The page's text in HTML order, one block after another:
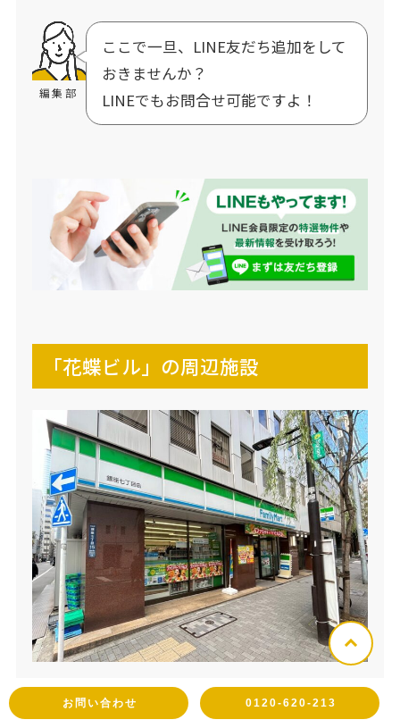
編集部
ここで一旦、LINE友だち追加をして
おきませんか？
LINEでもお問合せ可能ですよ！
「花蝶ビル」の周辺施設
「花蝶ビル」は、昭和通りに近く、コンビニやカ
フェなど、店舗が充実しております。
お問い合わせ 0120-620-213